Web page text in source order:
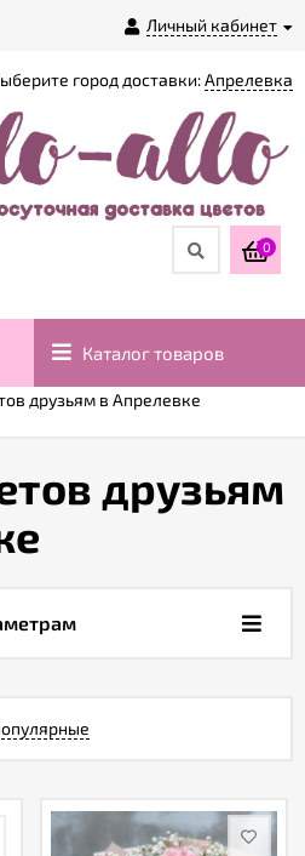
Личный кабинет
город доставки:Апрелевка
0
Каталог товаров
друзьям в Апрелевке
друзьям